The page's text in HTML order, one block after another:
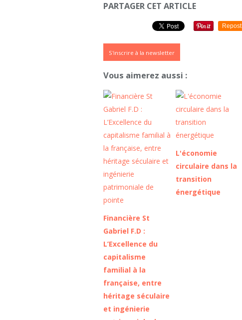
PARTAGER CET ARTICLE
Repost
S'inscrire à la newsletter
Vous aimerez aussi :
Financière St
Gabriel F.D :
L’Excellence du
capitalisme
familial à la
française, entre
héritage séculaire
et ingénierie
L'économie
circulaire dans la
transition
énergétique